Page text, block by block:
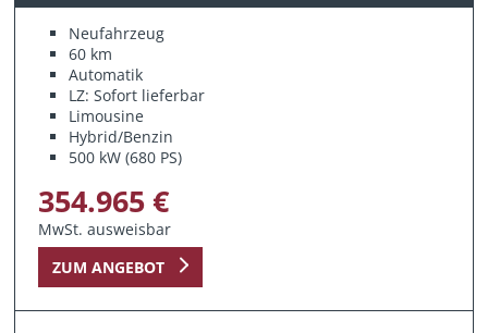
Neufahrzeug
60 km
Automatik
LZ: Sofort lieferbar
Limousine
Hybrid/Benzin
500 kW (680 PS)
354.965 €
MwSt. ausweisbar
ZUM ANGEBOT